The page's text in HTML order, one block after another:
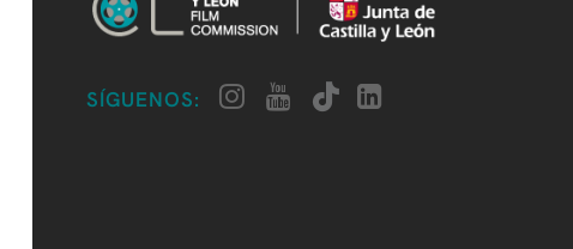
SÍGUENOS: